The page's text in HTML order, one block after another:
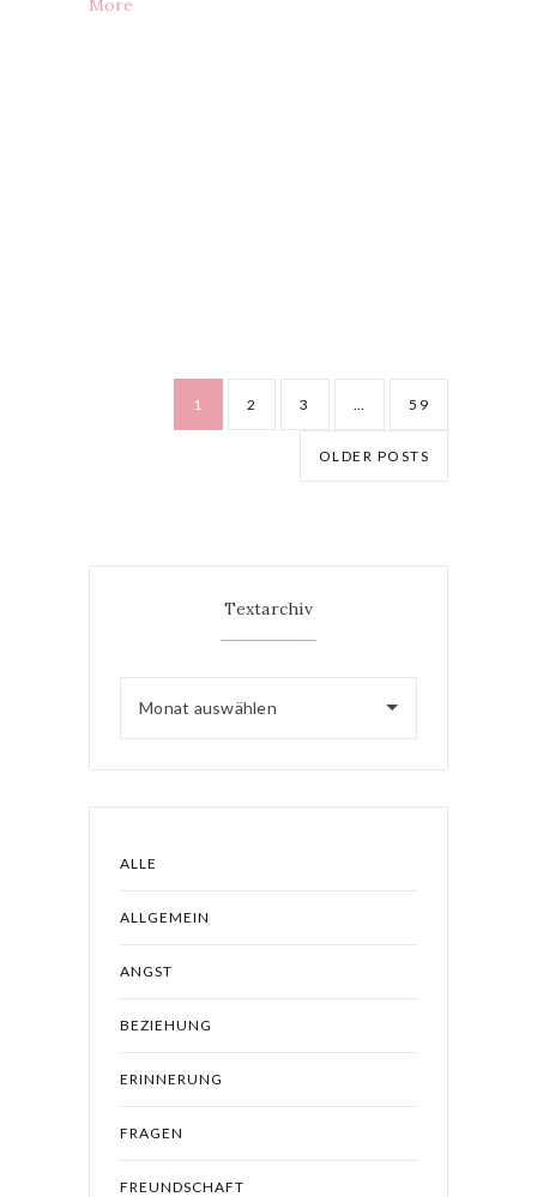
More
1 2 3 … 59
OLDER POSTS
Textarchiv
Monat auswählen
ALLE
ALLGEMEIN
ANGST
BEZIEHUNG
ERINNERUNG
FRAGEN
FREUNDSCHAFT